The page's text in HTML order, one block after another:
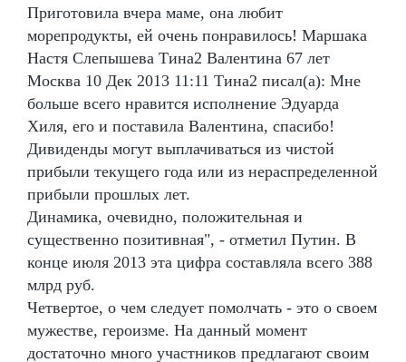
Приготовила вчера маме, она любит
морепродукты, ей очень понравилось! Маршака
Настя Слепышева Тина2 Валентина 67 лет
Москва 10 Дек 2013 11:11 Тина2 писал(а): Мне
больше всего нравится исполнение Эдуарда
Хиля, его и поставила Валентина, спасибо!
Дивиденды могут выплачиваться из чистой
прибыли текущего года или из нераспределенной
прибыли прошлых лет.
Динамика, очевидно, положительная и
существенно позитивная", - отметил Путин. В
конце июля 2013 эта цифра составляла всего 388
млрд руб.
Четвертое, о чем следует помолчать - это о своем
мужестве, героизме. На данный момент
достаточно много участников предлагают своим